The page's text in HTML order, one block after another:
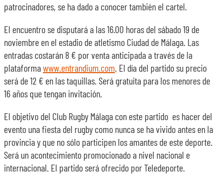
patrocinadores, se ha dado a conocer también el cartel.
El encuentro se disputará a las 16.00 horas del sábado 19 de
noviembre en el estadio de atletismo Ciudad de Málaga. Las
entradas costarán 8 € por venta anticipada a través de la
plataformawww.entrandium.com. El día del partido su precio
será de 12 € en las taquillas. Será gratuita para los menores de
16 años que tengan invitación.
El objetivo del Club Rugby Málaga con este partido es hacer del
evento una fiesta del rugby como nunca se ha vivido antes en la
provincia y que no sólo participen los amantes de este deporte.
Será un acontecimiento promocionado a nivel nacional e
internacional. El partido será ofrecido por Teledeporte.